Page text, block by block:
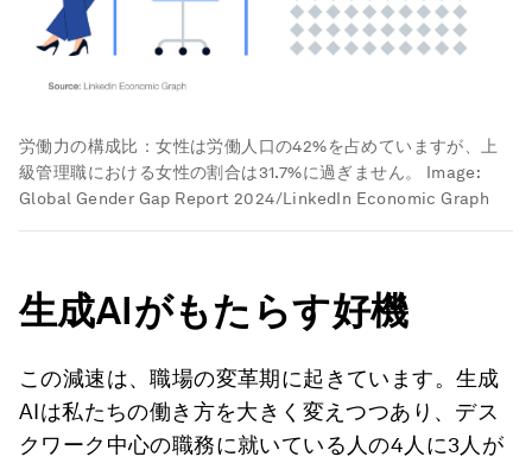
労働力の構成比：女性は労働人口の42%を占めていますが、上
級管理職における女性の割合は31.7%に過ぎません。
Image:
Global Gender Gap Report 2024/LinkedIn Economic Graph
生成AIがもたらす好機
この減速は、職場の変革期に起きています。生成
AIは私たちの働き方を大きく変えつつあり、デス
クワーク中心の職務に就いている人の4人に3人が